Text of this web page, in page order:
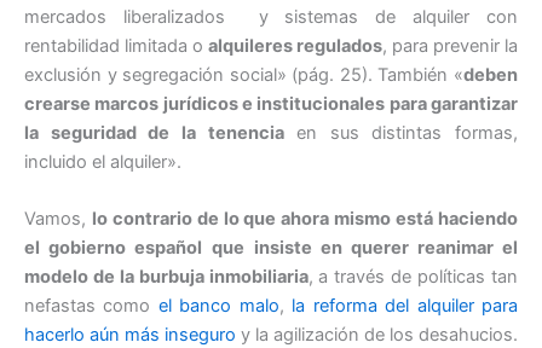
mercados liberalizados y sistemas de alquiler con
rentabilidad limitada o alquileres regulados, para prevenir la
exclusión y segregación social» (pág. 25). También «deben
crearse marcos jurídicos e institucionales para garantizar
la seguridad de la tenenciaen sus distintas formas,
incluido el alquiler».
Vamos, lo contrario de lo que ahora mismo está haciendo
el gobierno español que insiste en querer reanimar el
modelo de la burbuja inmobiliaria, a través de políticas tan
nefastas como el banco malo, la reforma del alquiler para
hacerlo aún más inseguro y la agilización de los desahucios.